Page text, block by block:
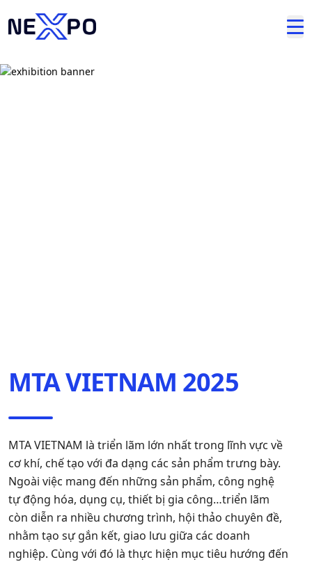
MTA VIETNAM 2025
MTA VIETNAM là triển lãm lớn nhất trong lĩnh vực về
cơ khí, chế tạo với đa dạng các sản phẩm trưng bày.
Ngoài việc mang đến những sản phẩm, công nghệ
tự động hóa, dụng cụ, thiết bị gia công…triển lãm
còn diễn ra nhiều chương trình, hội thảo chuyên đề,
nhằm tạo sự gắn kết, giao lưu giữa các doanh
nghiệp. Cùng với đó là thực hiện mục tiêu hướng đến